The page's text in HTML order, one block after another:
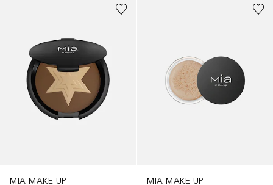
MIA MAKE UP
MIA MAKE UP